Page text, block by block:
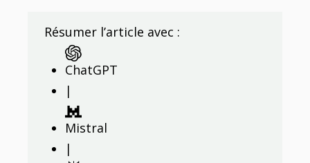
Résumer l’article avec :
ChatGPT
|
Mistral
|